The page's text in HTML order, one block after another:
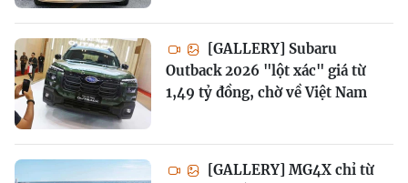
[GALLERY] Subaru
Outback 2026 "lột xác" giá từ
1,49 tỷ đồng, chờ về Việt Nam
[GALLERY] MG4X chỉ từ